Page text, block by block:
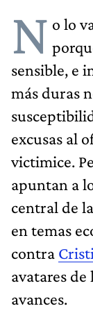
N o lo
sensible, e
más duras
excusas al
victimice.
apuntan a
central de
en temas
contra
avatares
avances.